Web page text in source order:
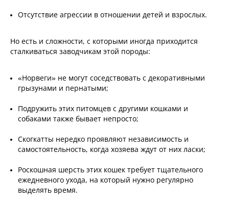
Отсутствие агрессии в отношении детей и взрослых.
Но есть и сложности, с которыми иногда приходится
сталкиваться заводчикам этой породы:
«Норвеги» не могут соседствовать с декоративными
грызунами и пернатыми;
Подружить этих питомцев с другими кошками и
собаками также бывает непросто;
Скогкатты нередко проявляют независимость и
самостоятельность, когда хозяева ждут от них ласки;
Роскошная шерсть этих кошек требует тщательного
ежедневного ухода, на который нужно регулярно
выделять время.